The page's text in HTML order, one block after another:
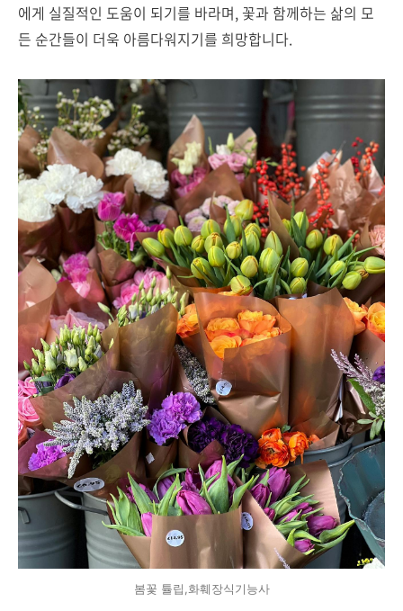
에게 실질적인 도움이 되기를 바라며, 꽃과 함께하는 삶의 모
든 순간들이 더욱 아름다워지기를 희망합니다.
봄꽃 튤립,화훼장식기능사